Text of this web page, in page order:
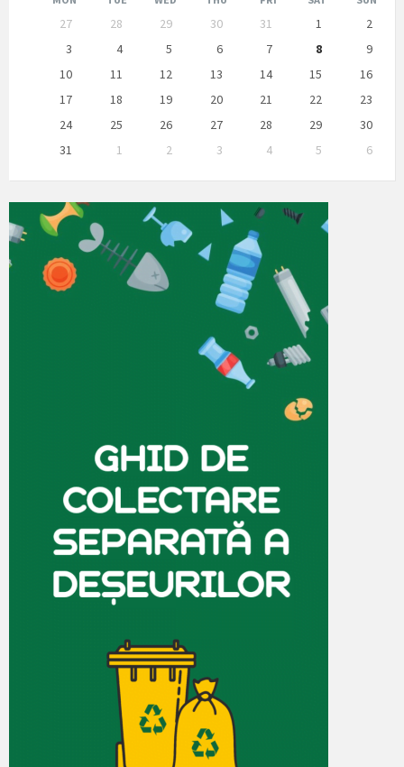
calendar
27 28 29 30 31 1
2
3
4 5 6 7 8
9
10
11 12 13 14 15
16
17
18 19 20 21 22
23
24
25 26 27 28 29
30
31
1 2 3 4 5
6
to
days